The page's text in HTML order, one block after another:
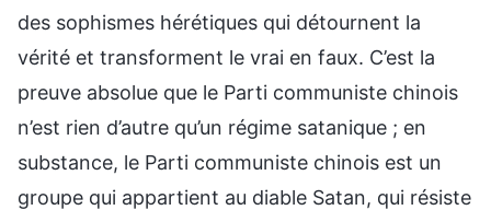
des sophismes hérétiques qui détournent la
vérité et transforment le vrai en faux. C’est la
preuve absolue que le Parti communiste chinois
n’est rien d’autre qu’un régime satanique ; en
substance, le Parti communiste chinois est un
groupe qui appartient au diable Satan, qui résiste